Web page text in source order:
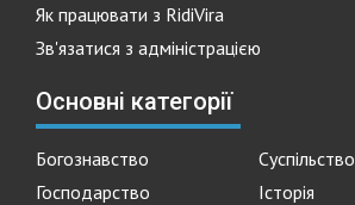
Як працювати з RidiVira
Зв'язатися з адміністрацією
Основні категорії
Богознавство
Суспільство
Господарство
Історія